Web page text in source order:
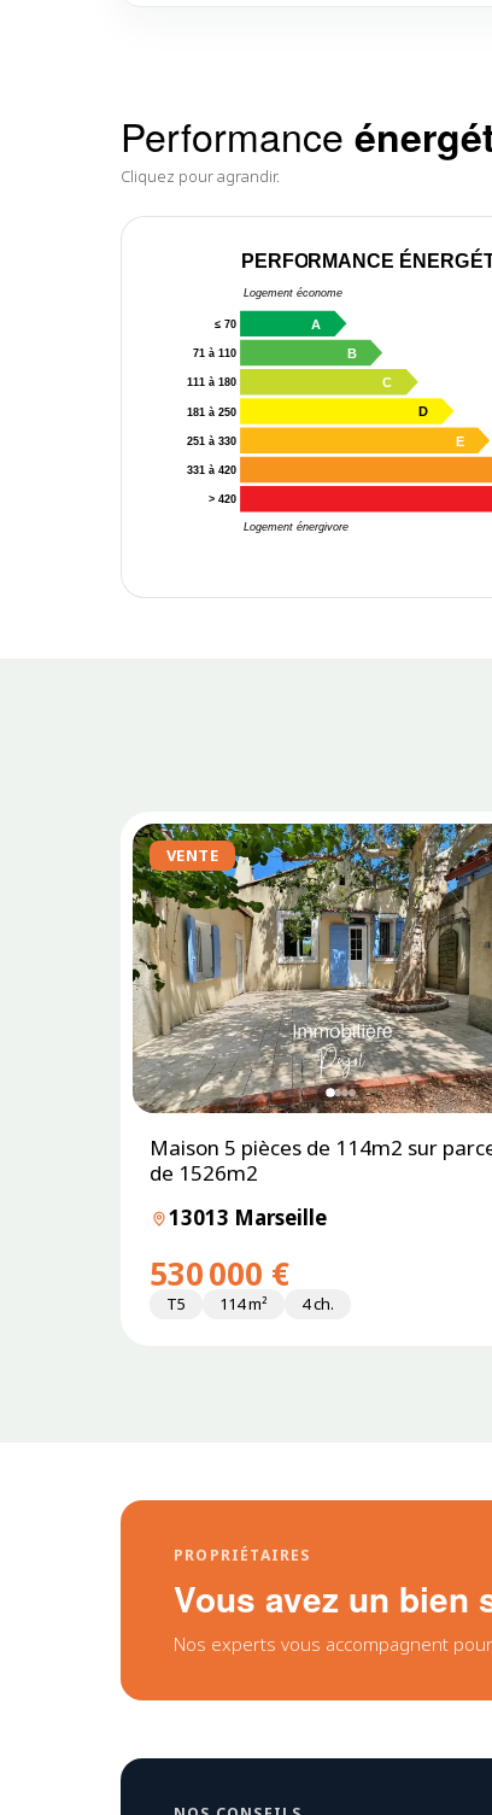
Performance
Cliquez pour agrandir.
PERFORMANCE
Logement économe
Logement énergivore
≤ 70 A
71 à 110 B
111 à 180 C
181 à 250 D
251 à 330 E
331 à 420
> 420
VENTE
Maison 5 pièces de 114m2 sur
de 1526m2
13013 Marseille
530 000 €
T5 114 m² 4 ch.
PROPRIÉTAIRES
Vous avez un bien
Nos experts vous accompagnent